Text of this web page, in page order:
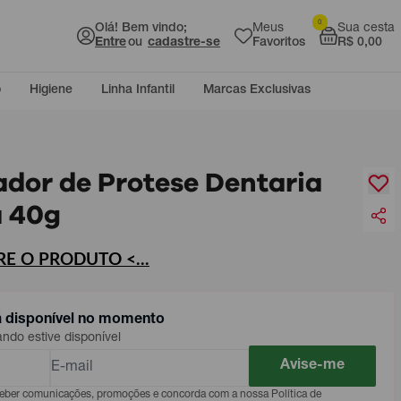
Olá! Bem vindo;
Entreou cadastre-se
Meus
Favoritos
Sua cesta
R$ 0,00
0
Higiene Linha Infantil Marcas Exclusivas
de Protese Dentaria
40g
O PRODUTO <...
disponível no momento
estive disponível
Avise-me
comunicações, promoções e concorda com a nossa Política de